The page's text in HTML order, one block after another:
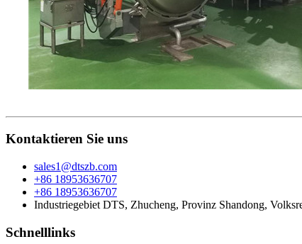
Kontaktieren Sie uns
sales1@dtszb.com
+86 18953636707
+86 18953636707
Industriegebiet DTS, Zhucheng, Provinz Shandong,
Schnelllinks